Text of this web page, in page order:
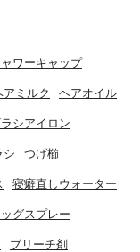
ワーキャップ
アミルク ヘアオイル
シアイロン
シ つげ櫛
寝癖直しウォーター
グスプレー
ブリーチ剤